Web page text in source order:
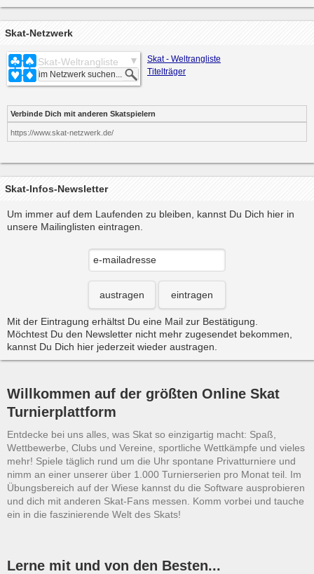
Skat-Netzwerk
Skat-Weltrangliste
Skat - Weltrangliste
Titelträger
Verbinde Dich mit anderen Skatspielern
https://www.skat-netzwerk.de/
Skat-Infos-Newsletter
Um immer auf dem Laufenden zu bleiben, kannst Du Dich hier in
unsere Mailinglisten eintragen.
austragen eintragen
Mit der Eintragung erhältst Du eine Mail zur Bestätigung.
Möchtest Du den Newsletter nicht mehr zugesendet bekommen,
kannst Du Dich hier jederzeit wieder austragen.
Willkommen auf der größten Online Skat
Turnierplattform
Entdecke bei uns alles, was Skat so einzigartig macht: Spaß,
Wettbewerbe, Clubs und Vereine, sportliche Wettkämpfe und vieles
mehr! Spiele täglich rund um die Uhr spontane Privatturniere und
nimm an einer unserer über 1.000 Turnierserien pro Monat teil. Im
Übungsbereich auf der Wiese kannst du die Software ausprobieren
und dich mit anderen Skat-Fans messen. Komm vorbei und tauche
ein in die faszinierende Welt des Skats!
Lerne mit und von den Besten...